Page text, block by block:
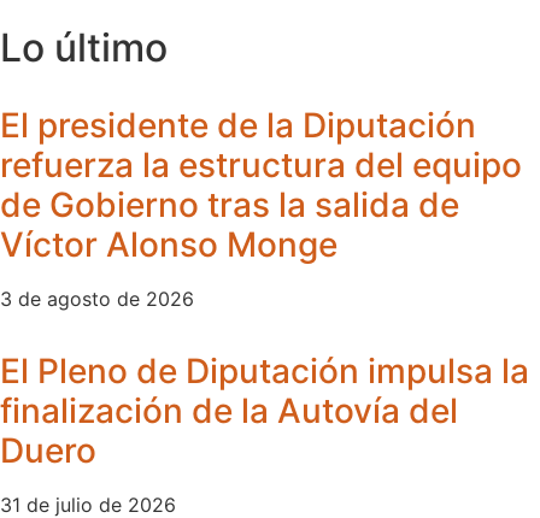
Lo último
El presidente de la Diputación
refuerza la estructura del equipo
de Gobierno tras la salida de
Víctor Alonso Monge
3 de agosto de 2026
El Pleno de Diputación impulsa la
finalización de la Autovía del
Duero
31 de julio de 2026